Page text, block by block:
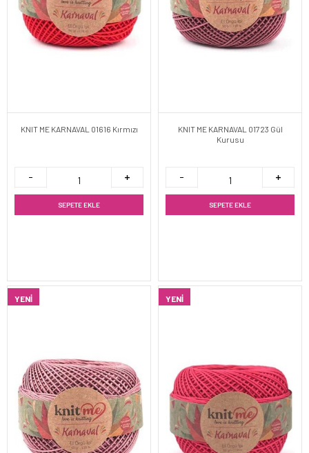
KNIT ME KARNAVAL 01616 Kırmızı
SEPETE EKLE
KNIT ME KARNAVAL 01723 Gül
Kurusu
SEPETE EKLE
YENI YENI